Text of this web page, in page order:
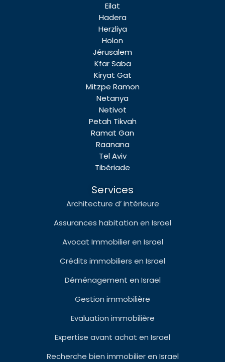
Eilat
Hadera
Herzliya
Holon
Jérusalem
Kfar Saba
Kiryat Gat
Mitzpe Ramon
Netanya
Netivot
Petah Tikvah
Ramat Gan
Raanana
Tel Aviv
Tibériade
Services
Architecture d’ intérieure
Assurances habitation en Israel
Avocat Immobilier en Israel
Crédits immobiliers en Israel
Déménagement en Israel
Gestion immobilière
Evaluation immobilière
Expertise avant achat en Israel
Recherche bien immobilier en Israel